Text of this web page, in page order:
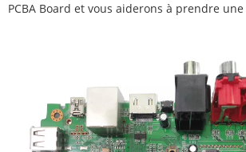
PCBA Board et vous aiderons à prendre